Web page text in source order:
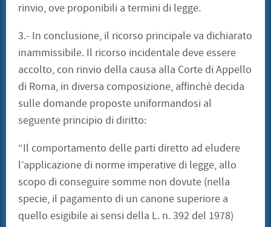
rinvio, ove proponibili a termini di legge.
3.- In conclusione, il ricorso principale va dichiarato
inammissibile. Il ricorso incidentale deve essere
accolto, con rinvio della causa alla Corte di Appello
di Roma, in diversa composizione, affinchè decida
sulle domande proposte uniformandosi al
seguente principio di diritto:
“Il comportamento delle parti diretto ad eludere
l’applicazione di norme imperative di legge, allo
scopo di conseguire somme non dovute (nella
specie, il pagamento di un canone superiore a
quello esigibile ai sensi della L. n. 392 del 1978)